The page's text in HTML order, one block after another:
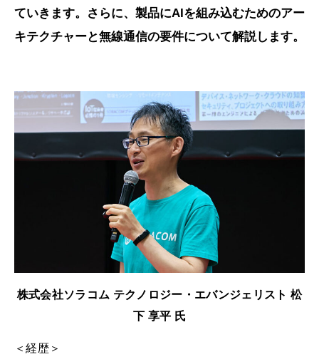
ていきます。さらに、製品にAIを組み込むためのアー
キテクチャーと無線通信の要件について解説します。
株式会社ソラコム テクノロジー・エバンジェリスト 松
下 享平 氏
＜経歴＞